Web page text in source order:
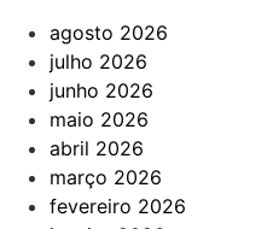
agosto 2026
julho 2026
junho 2026
maio 2026
abril 2026
março 2026
fevereiro 2026